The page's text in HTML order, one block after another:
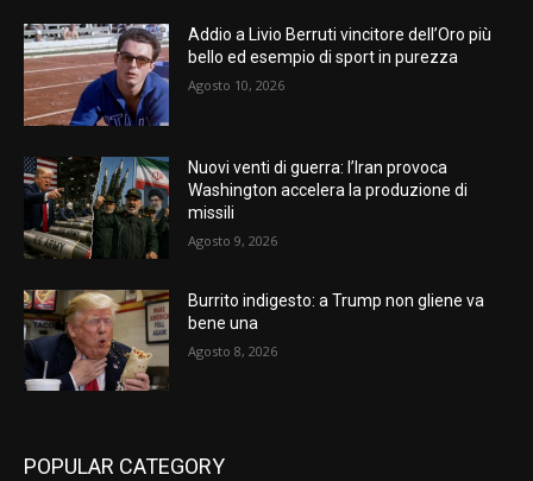
Addio a Livio Berruti vincitore dell’Oro più
bello ed esempio di sport in purezza
Agosto 10, 2026
Nuovi venti di guerra: l’Iran provoca
Washington accelera la produzione di
missili
Agosto 9, 2026
Burrito indigesto: a Trump non gliene va
bene una
Agosto 8, 2026
POPULAR CATEGORY